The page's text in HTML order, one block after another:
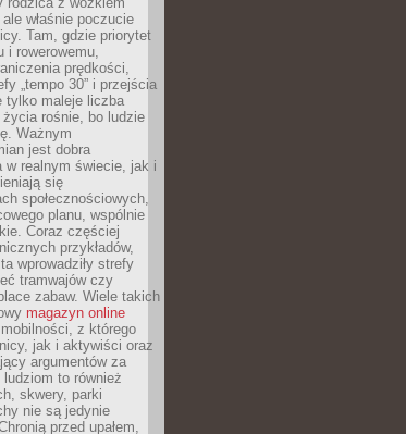
właśnie poczucie
Tam, gdzie priorytet
i rowerowemu,
prędkości,
„tempo 30” i przejścia
tylko maleje liczba
rośnie, bo ludzie
Ważnym
jest dobra
w realnym świecie, jak i
się
społecznościowych,
planu, wspólnie
Coraz częściej
przykładów,
wprowadziły strefy
tramwajów czy
zabaw. Wiele takich
magazyn online
z którego
jak i aktywiści oraz
argumentów za
to również
skwery, parki
nie są jedynie
przed upałem,